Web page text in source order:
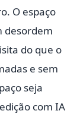
O espaço
desordem
do que o
e sem
seja
com IA